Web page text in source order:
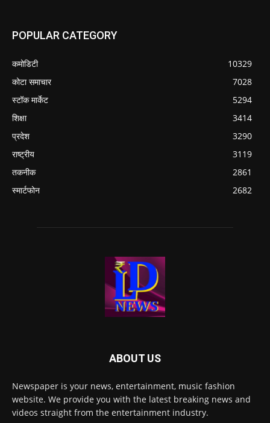
POPULAR CATEGORY
कमोडिटी
10329
कोटा समाचार
7028
स्टॉक मार्केट
5294
शिक्षा
3414
प्रदेश
3290
राष्ट्रीय
3119
तकनीक
2861
स्मार्टफोन
2682
ABOUT US
Newspaper is your news, entertainment, music fashion
website. We provide you with the latest breaking news and
videos straight from the entertainment industry.